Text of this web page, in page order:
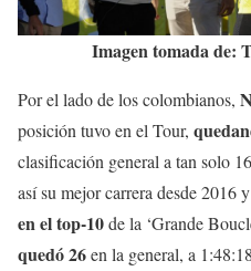
Imagen tomada de:
Por el lado de los colombianos,
posición tuvo en el Tour,
clasificación general a tan solo
así su mejor carrera desde 2016
en el top-10de la ‘Grande
quedó 26en la general, a